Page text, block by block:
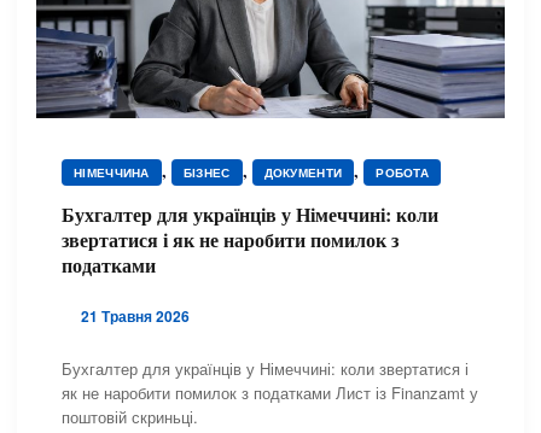
НІМЕЧЧИНА , БІЗНЕС , ДОКУМЕНТИ , РОБОТА
Бухгалтер для українців у Німеччині: коли
звертатися і як не наробити помилок з
податками
21 Травня 2026
Бухгалтер для українців у Німеччині: коли звертатися і
як не наробити помилок з податками Лист із Finanzamt у
поштовій скриньці.